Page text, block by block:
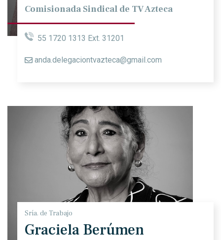
Comisionada Sindical de TV Azteca
55 1720 1313 Ext. 31201
anda.delegaciontvazteca@gmail.com
Sría. de Trabajo
Graciela Berúmen